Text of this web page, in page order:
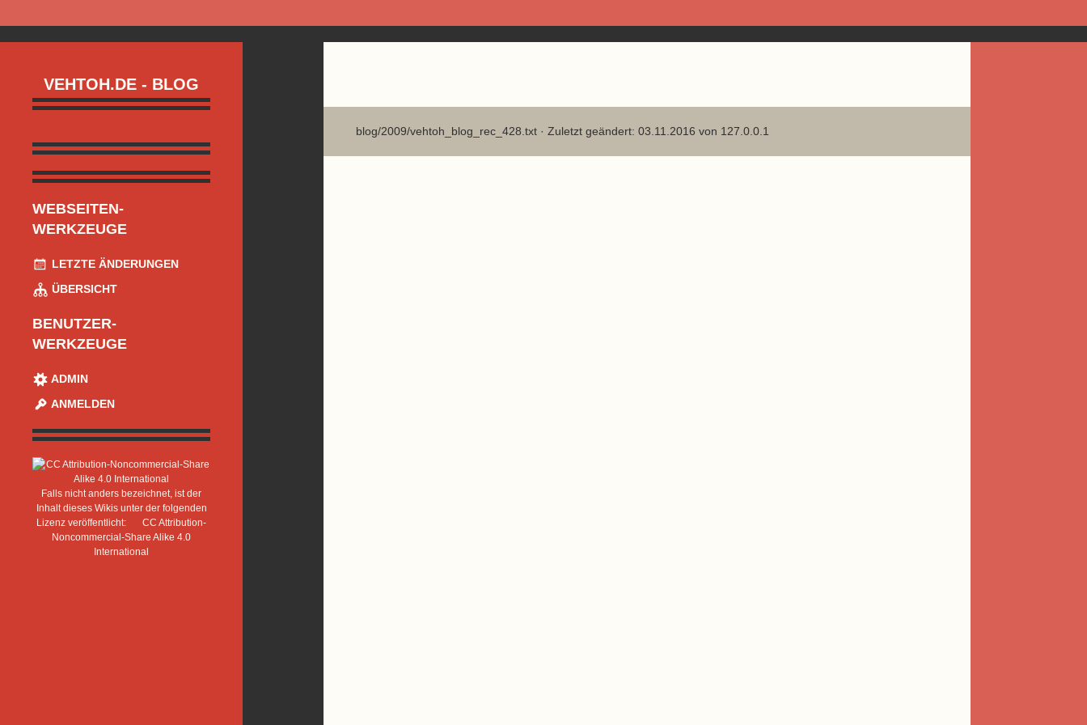
VEHTOH.DE - BLOG
WEBSEITEN-
WERKZEUGE
LETZTE ÄNDERUNGEN
ÜBERSICHT
BENUTZER-
WERKZEUGE
ADMIN
ANMELDEN
Falls nicht anders bezeichnet, ist der
Inhalt dieses Wikis unter der folgenden
Lizenz veröffentlicht:
CC Attribution-
Noncommercial-Share Alike 4.0
International
blog/2009/vehtoh_blog_rec_428.txt · Zuletzt geändert: 03.11.2016 von 127.0.0.1